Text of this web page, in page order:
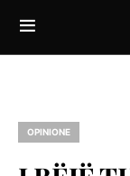
OPINIONE